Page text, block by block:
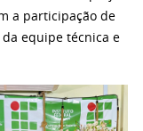
a participação de
equipe técnica e